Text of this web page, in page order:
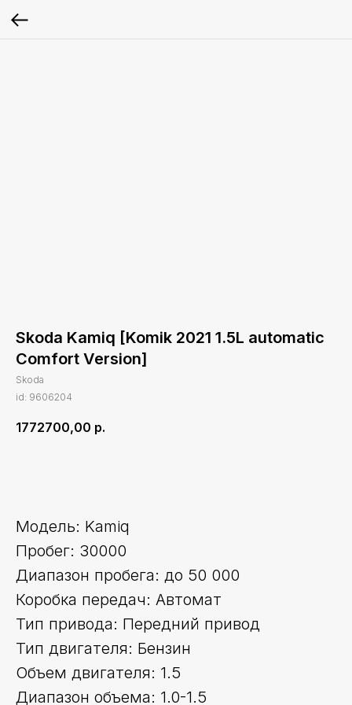
Skoda Kamiq [Komik 2021 1.5L automatic
Comfort Version]
Skoda
id: 9606204
1772700,00 р.
Модель: Kamiq
Пробег: 30000
Диапазон пробега: до 50 000
Коробка передач: Автомат
Тип привода: Передний привод
Тип двигателя: Бензин
Объем двигателя: 1.5
Диапазон объема: 1.0-1.5